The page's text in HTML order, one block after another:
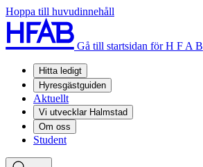
Hoppa till huvudinnehåll
Gå till startsidan för H F A B
Hitta ledigt
Hyresgästguiden
Aktuellt
Vi utvecklar Halmstad
Om oss
Student